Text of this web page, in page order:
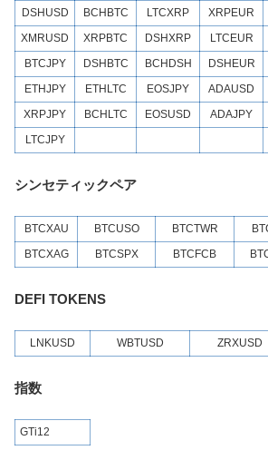
DSHUSD
BCHBTC LTCXRP XRPEUR
XMRUSD
XRPBTC DSHXRP LTCEUR
BTCJPY
DSHBTC BCHDSH DSHEUR
ETHJPY
ETHLTC EOSJPY ADAUSD
XRPJPY
BCHLTC EOSUSD ADAJPY
LTCJPY
シンセティックペア
BTCXAU BTCUSO BTCTWR
BTCXAG
BTCSPX BTCFCB
DEFI TOKENS
LNKUSD WBTUSD ZRXUSD
指数
GTi12